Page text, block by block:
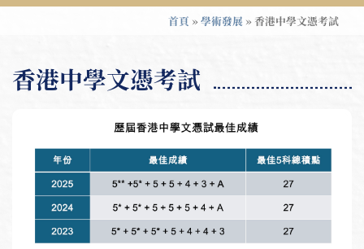
首頁 »學術發展 » 香港中學文憑考試
香港中學文憑考試